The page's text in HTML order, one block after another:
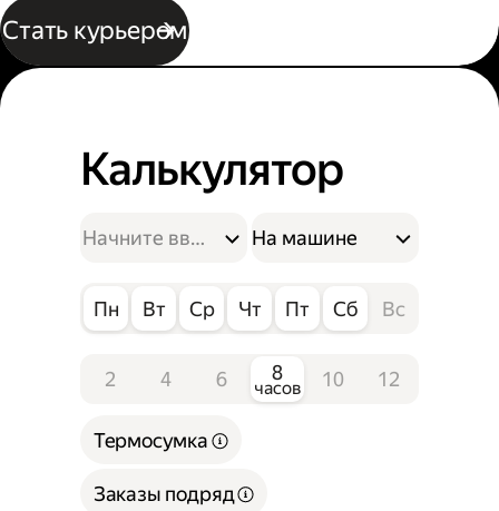
Стать курьером
Калькулятор
На машине
Пн Вт Ср Чт Пт Сб Вс
2 4 6 8
часов 10 12
Термосумка
Заказы подряд